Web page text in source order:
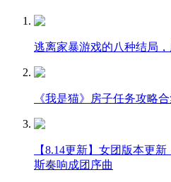
逃离家暴游戏的八种结局
《我是猫》房子任务攻略
【8.14更新】女团版本更
斯奏响成团序曲